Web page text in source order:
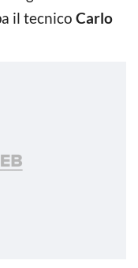
il tecnico Carlo